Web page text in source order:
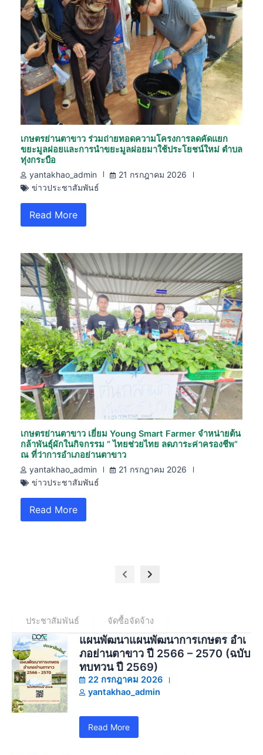
เกษตรย่านตาขาว ร่วมถ่ายทอดความโครงการลดคัดแยก
ขยะมูลฝอยและการนำขยะมูลฝอยมาใช้ประโยชน์ใหม่ ตำบล
ทุ่งกระบือ
yantakhao_admin
21 กรกฎาคม 2026
ข่าวประชาสัมพันธ์
Read More
เกษตรย่านตาขาว เยี่ยม Young Smart Farmer จำหน่ายต้น
กล้าพันธุ์ผักในกิจกรรม “ ไทยช่วยไทย ลดภาระค่าครองชีพ”
ณ ที่ว่าการอำเภอย่านตาขาว
yantakhao_admin
21 กรกฎาคม 2026
ข่าวประชาสัมพันธ์
Read More
ประชาสัมพันธ์ จัดซื้อจัดจ้าง
แผนพัฒนาแผนพัฒนาการเกษตร อำเ
ภอย่านตาขาว ปี 2566 – 2570 (ฉบับ
ทบทวน ปี 2569)
22 กรกฎาคม 2026
yantakhao_admin
Read More